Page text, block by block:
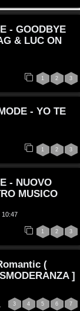
- GOODBYE
& LUC ON
1 2 3
- YO TE
1 2 3
- NUOVO
MUSICO
10:47
1 2 3
(
]
3 4 5 6 7